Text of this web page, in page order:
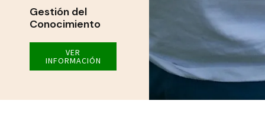
Gestión del
Conocimiento
VER
INFORMACIÓN